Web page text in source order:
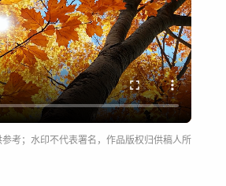
考；水印不代表署名，作品版权归供稿人所